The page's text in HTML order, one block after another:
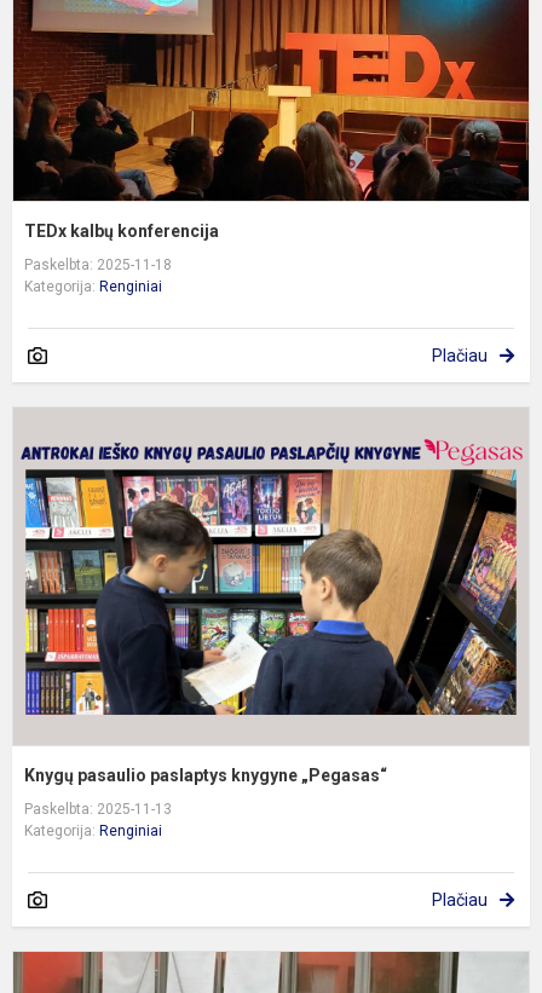
TEDx kalbų konferencija
Paskelbta: 2025-11-18
Kategorija: Renginiai
Plačiau
Knygų pasaulio paslaptys knygyne „Pegasas“
Paskelbta: 2025-11-13
Kategorija: Renginiai
Plačiau